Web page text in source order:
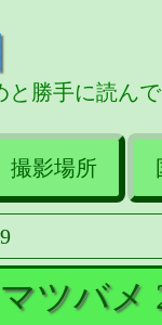
勝手に読んで
撮影場所
ツバメ